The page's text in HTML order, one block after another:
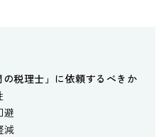
税理士」に依頼するべきか
避
減